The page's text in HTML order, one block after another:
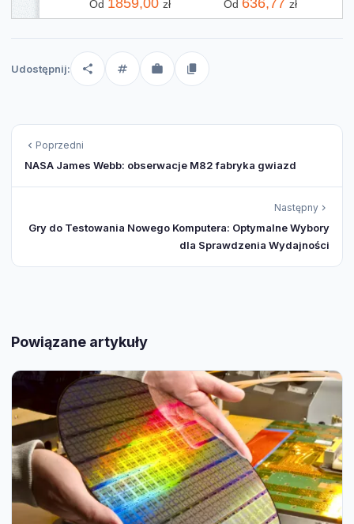
Od 1859,00 zł Od 636,77 zł
Udostępnij:
Poprzedni
NASA James Webb: obserwacje M82 fabryka gwiazd
Następny
Gry do Testowania Nowego Komputera: Optymalne Wybory
dla Sprawdzenia Wydajności
Powiązane artykuły